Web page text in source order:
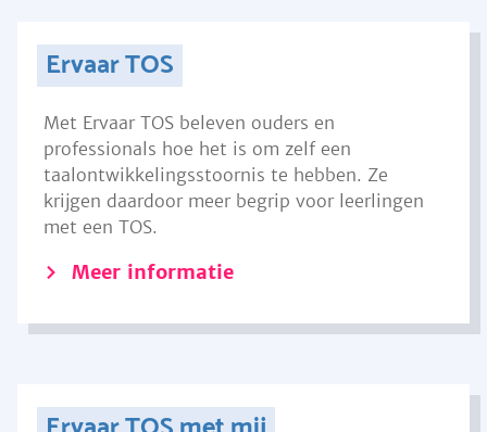
Ervaar TOS
Met Ervaar TOS beleven ouders en
professionals hoe het is om zelf een
taalontwikkelingsstoornis te hebben. Ze
krijgen daardoor meer begrip voor leerlingen
met een TOS.
Meer informatie